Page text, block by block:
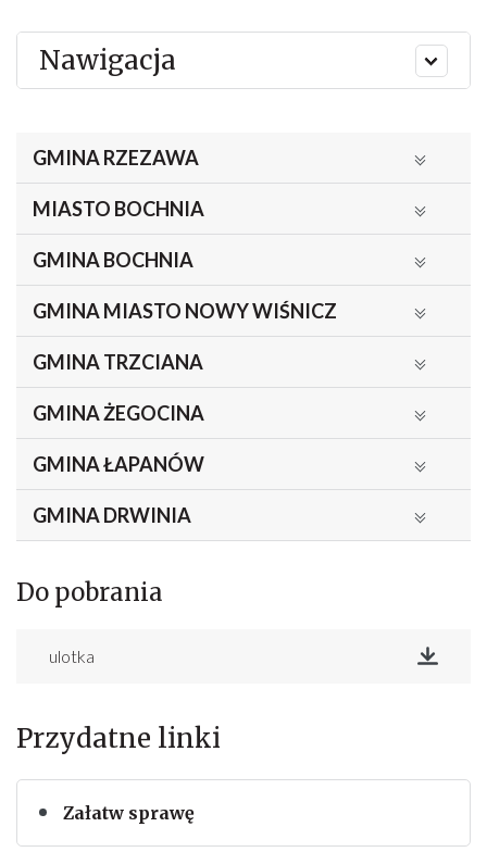
Nawigacja
Przydatne linki
Załatw sprawę
GMINA RZEZAWA
MIASTO BOCHNIA
GMINA BOCHNIA
GMINA MIASTO NOWY WIŚNICZ
GMINA TRZCIANA
GMINA ŻEGOCINA
GMINA ŁAPANÓW
GMINA DRWINIA
Do pobrania
ulotka
Pobierz